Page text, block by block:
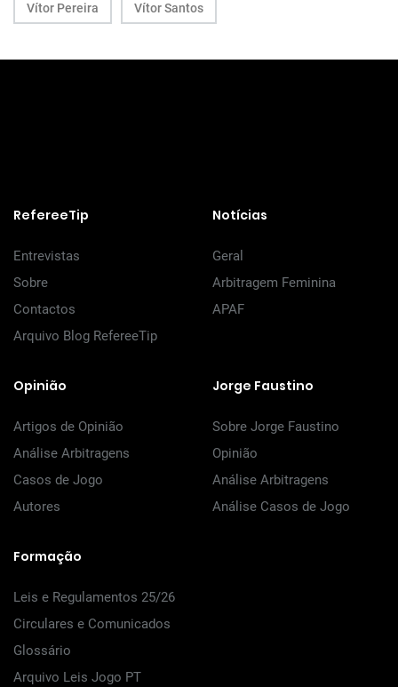
Vítor Pereira Vítor Santos
RefereeTip
Entrevistas
Sobre
Contactos
Arquivo Blog RefereeTip
Notícias
Geral
Arbitragem Feminina
APAF
Opinião
Artigos de Opinião
Análise Arbitragens
Casos de Jogo
Autores
Jorge Faustino
Sobre Jorge Faustino
Opinião
Análise Arbitragens
Análise Casos de Jogo
Formação
Leis e Regulamentos 25/26
Circulares e Comunicados
Glossário
Arquivo Leis Jogo PT